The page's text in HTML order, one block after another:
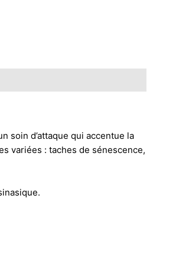
soin d’attaque qui accentue la
variées : taches de sénescence,